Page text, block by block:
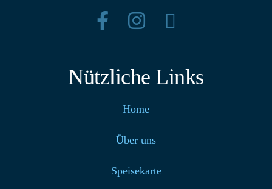
Nützliche Links
Home
Über uns
Speisekarte